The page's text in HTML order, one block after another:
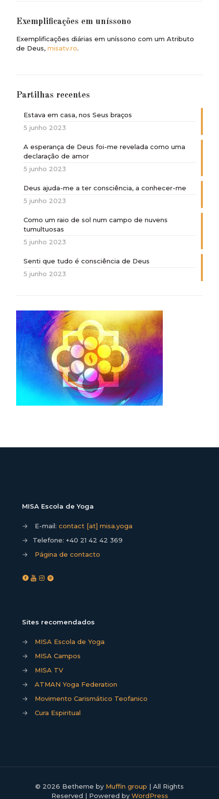
Exemplificações em uníssono
Exemplificações diárias em uníssono com um Atributo
de Deus, misatv.ro.
Partilhas recentes
Estava em casa, nos Seus braços
5 junho 2023
A esperança de Deus foi-me revelada como uma
declaração de amor
5 junho 2023
Deus ajuda-me a ter consciência, a conhecer-me
5 junho 2023
Como um raio de sol num campo de nuvens
tumultuosas
5 junho 2023
Senti que tudo é consciência de Deus
5 junho 2023
MISA Escola de Yoga
→ E-mail: contact [at] misa.yoga
→
Telefone: +40 21 42 42 369
→
Página de contacto
Sites recomendados
→
MISA Escola de Yoga
→
MISA Campos
→
MISA TV
→
ATMAN Yoga Federation
→
Movimento Carismático Teofanico
→
Cura Espiritual
© 2026 Betheme by Muffin group | All Rights
Reserved | Powered by WordPress